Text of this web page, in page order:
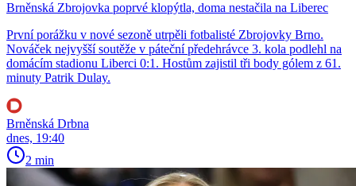
Brněnská Zbrojovka poprvé klopýtla, doma nestačila na Liberec
První porážku v nové sezoně utrpěli fotbalisté Zbrojovky Brno.
Nováček nejvyšší soutěže v páteční předehrávce 3. kola podlehl na
domácím stadionu Liberci 0:1. Hostům zajistil tři body gólem z 61.
minuty Patrik Dulay.
Brněnská Drbna
dnes, 19:40
2 min